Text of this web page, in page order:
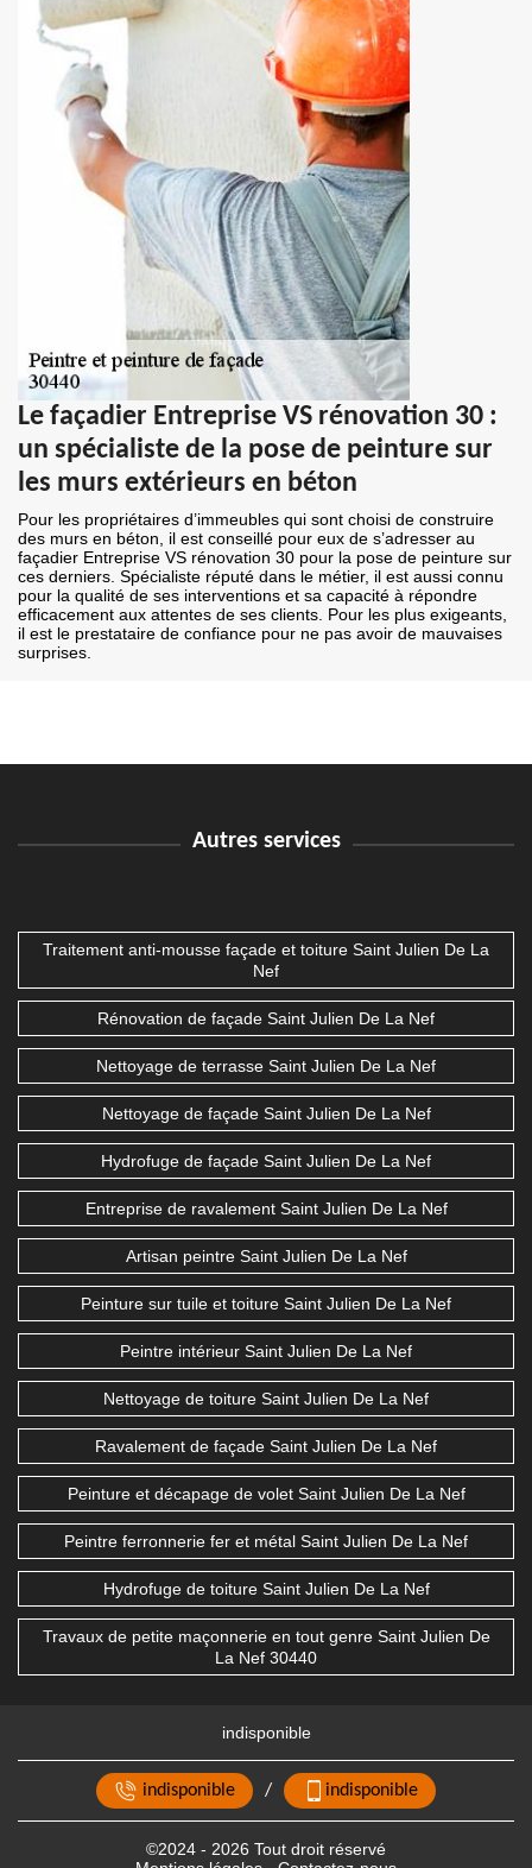
Le façadier Entreprise VS rénovation 30 :
un spécialiste de la pose de peinture sur
les murs extérieurs en béton
Pour les propriétaires d’immeubles qui sont choisi de construire
des murs en béton, il est conseillé pour eux de s’adresser au
façadier Entreprise VS rénovation 30 pour la pose de peinture sur
ces derniers. Spécialiste réputé dans le métier, il est aussi connu
pour la qualité de ses interventions et sa capacité à répondre
efficacement aux attentes de ses clients. Pour les plus exigeants,
il est le prestataire de confiance pour ne pas avoir de mauvaises
surprises.
Autres services
Traitement anti-mousse façade et toiture Saint Julien De La
Nef
Rénovation de façade Saint Julien De La Nef
Nettoyage de terrasse Saint Julien De La Nef
Nettoyage de façade Saint Julien De La Nef
Hydrofuge de façade Saint Julien De La Nef
Entreprise de ravalement Saint Julien De La Nef
Artisan peintre Saint Julien De La Nef
Peinture sur tuile et toiture Saint Julien De La Nef
Peintre intérieur Saint Julien De La Nef
Nettoyage de toiture Saint Julien De La Nef
Ravalement de façade Saint Julien De La Nef
Peinture et décapage de volet Saint Julien De La Nef
Peintre ferronnerie fer et métal Saint Julien De La Nef
Hydrofuge de toiture Saint Julien De La Nef
Travaux de petite maçonnerie en tout genre Saint Julien De
La Nef 30440
indisponible
indisponible / indisponible
©2024 - 2026 Tout droit réservé